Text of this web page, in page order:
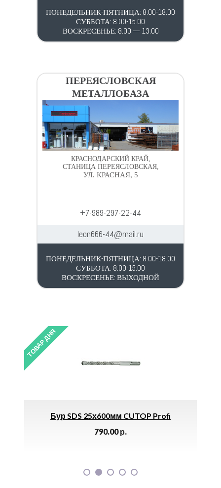
ПОНЕДЕЛЬНИК-ПЯТНИЦА: 8.00-18.00
СУББОТА: 8.00-15.00
ВОСКРЕСЕНЬЕ: 8.00 — 13.00
ПЕРЕЯСЛОВСКАЯ
МЕТАЛЛОБАЗА
КРАСНОДАРСКИЙ КРАЙ,
СТАНИЦА ПЕРЕЯСЛОВСКАЯ,
УЛ. КРАСНАЯ, 5
+7-989-297-22-44
leon666-44@mail.ru
ПОНЕДЕЛЬНИК-ПЯТНИЦА: 8.00-18.00
СУББОТА: 8.00-15.00
ВОСКРЕСЕНЬЕ: ВЫХОДНОЙ
ТОВАР ДНЯ
Бур SDS 25х600мм CUTOP Profi
790.00р.